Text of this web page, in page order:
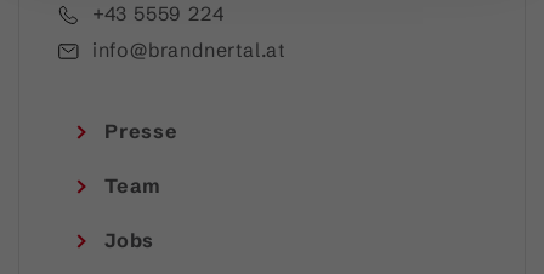
+43 5559 224
info@brandnertal.at
Presse
Team
Jobs